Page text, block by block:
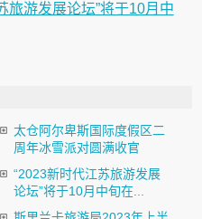
旅游发展论坛”将于10月中
太仓阿尔卑斯国际度假区二
周年冰雪派对圆满收官
“2023新时代江苏旅游发展
论坛”将于10月中旬在...